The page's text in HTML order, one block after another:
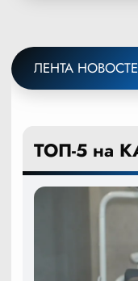
ЛЕНТА
ТОП-5 на